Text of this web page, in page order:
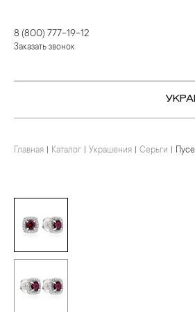
8 (800) 777-19-12
Заказать звонок
КОЛЬЦА
БРОШИ
ЦЕПИ
СТОЛОВЫЕ ПРИБОРЫ
ДЛЯ КОФЕ
ДЕТЯМ
КОЛЬЦА
КОЛЬЕ И ПОДВЕСКИ
КАМНЕРЕЗНОЕ
Главная Каталог Украшения Серьги